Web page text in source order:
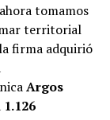
tomamos
territorial
firma adquirió
Argos
1.126